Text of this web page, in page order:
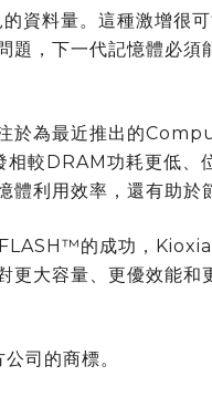
資料量。這種激增很
題，下一代記憶體必須
於為最近推出的
較DRAM功耗更低、
利用效率，還有助於
的成功，
更大容量、更優效能和
司的商標。